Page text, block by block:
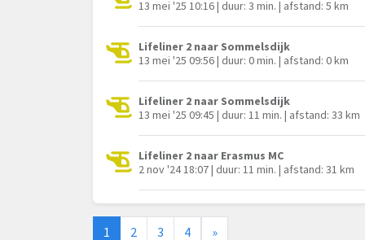
13 mei '25 10:16 | duur: 3 min. | afstand: 5 km
Lifeliner 2 naar Sommelsdijk
13 mei '25 09:56 | duur: 0 min. | afstand: 0 km
Lifeliner 2 naar Sommelsdijk
13 mei '25 09:45 | duur: 11 min. | afstand: 33 km
Lifeliner 2 naar Erasmus MC
2 nov '24 18:07 | duur: 11 min. | afstand: 31 km
1 2 3 4 »